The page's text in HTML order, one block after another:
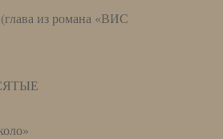
из романа «ВИС